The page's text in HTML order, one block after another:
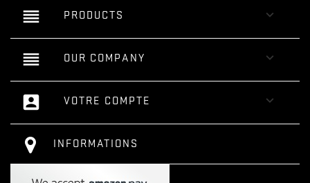
reorder PRODUCTS 
reorder OUR COMPANY 
account_box VOTRE COMPTE 
INFORMATIONS